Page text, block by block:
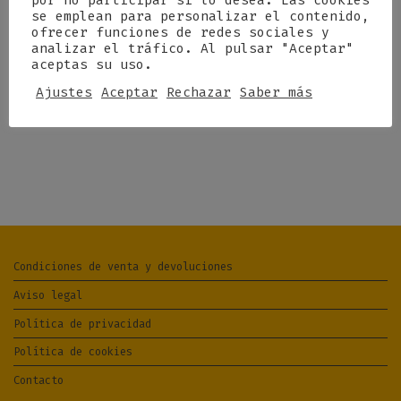
Condiciones de venta y devoluciones
Aviso legal
Política de privacidad
Política de cookies
Contacto
se emplean para personalizar el contenido,
ofrecer funciones de redes sociales y
analizar el tráfico. Al pulsar "Aceptar"
aceptas su uso.
Ajustes
Aceptar Rechazar Saber más